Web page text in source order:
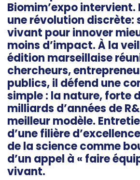
Biomim’expo intervient.
une révolution discrète:
vivant pour innover
moins d’impact. À la
édition marseillaise
chercheurs,
publics, il défend une
simple : la nature, forte
milliards d’années de
meilleur modèle.
d’une filière
de la science comme
d’un appel à « faire
vivant.